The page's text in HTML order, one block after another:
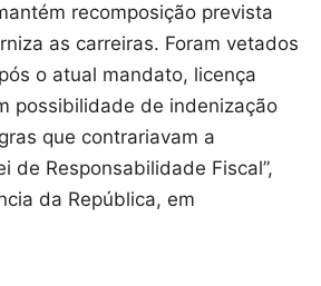
recomposição prevista
as carreiras. Foram vetados
o atual mandato, licença
possibilidade de indenização
que contrariavam a
de Responsabilidade Fiscal”,
da República, em